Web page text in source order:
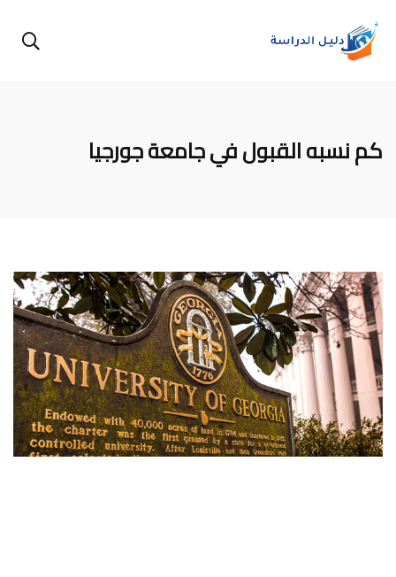
كم نسبه القبول في جامعة جورجيا